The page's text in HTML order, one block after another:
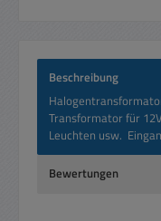
Beschreibung
Transformator für
Leuchten usw.
Bewertungen